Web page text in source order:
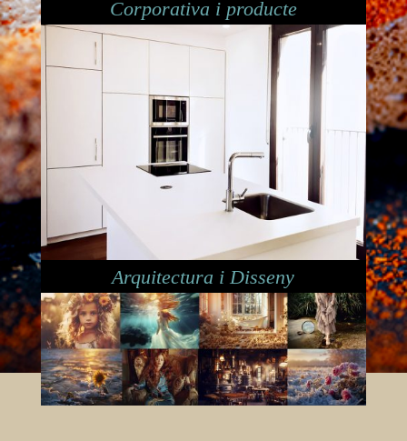
Corporativa i producte
Arquitectura i Disseny